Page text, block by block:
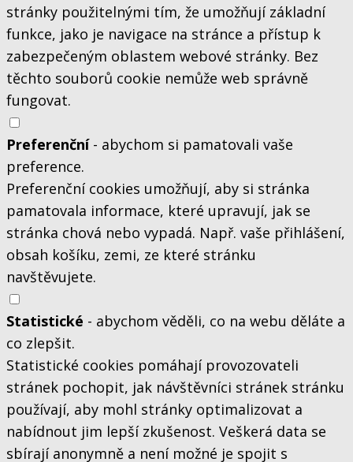
stránky použitelnými tím, že umožňují základní
funkce, jako je navigace na stránce a přístup k
zabezpečeným oblastem webové stránky. Bez
těchto souborů cookie nemůže web správně
fungovat.
Preferenční- abychom si pamatovali vaše
preference.
Preferenční cookies umožňují, aby si stránka
pamatovala informace, které upravují, jak se
stránka chová nebo vypadá. Např. vaše přihlášení,
obsah košíku, zemi, ze které stránku
navštěvujete.
Statistické - abychom věděli, co na webu děláte a
co zlepšit.
Statistické cookies pomáhají provozovateli
stránek pochopit, jak návštěvníci stránek stránku
používají, aby mohl stránky optimalizovat a
nabídnout jim lepší zkušenost. Veškerá data se
sbírají anonymně a není možné je spojit s